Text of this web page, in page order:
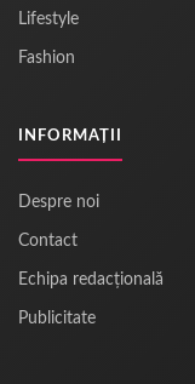
Lifestyle
Fashion
INFORMAȚII
Despre noi
Contact
Echipa redacțională
Publicitate